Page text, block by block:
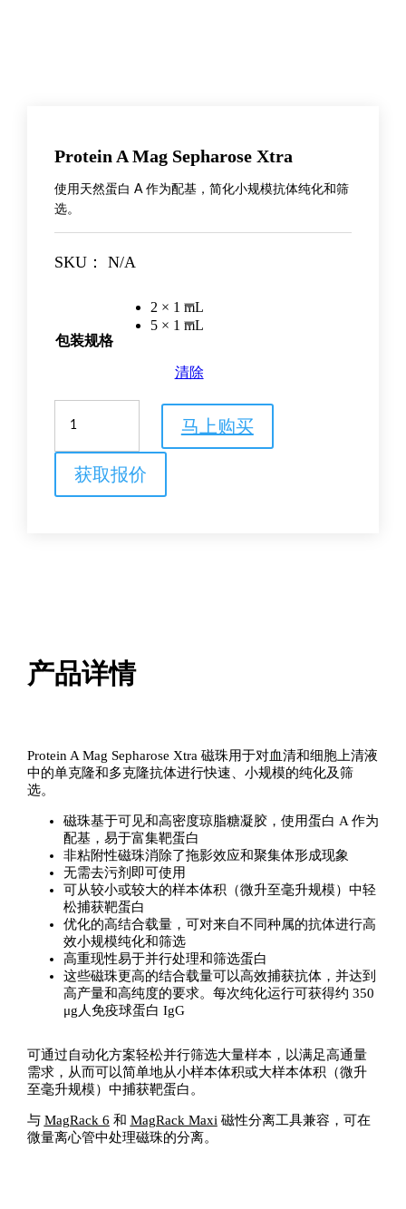
Protein A Mag Sepharose Xtra
使用天然蛋白 A 作为配基，简化小规模抗体纯化和筛
选。
SKU： N/A
包装规格
2 × 1 mL
5 × 1 mL
清除
Sepharose
Xtra
数
马上购买
获取报价
产品详情
Protein A Mag Sepharose Xtra 磁珠用于对血清和细胞上清液
中的单克隆和多克隆抗体进行快速、小规模的纯化及筛
选。
磁珠基于可见和高密度琼脂糖凝胶，使用蛋白 A 作为
配基，易于富集靶蛋白
非粘附性磁珠消除了拖影效应和聚集体形成现象
无需去污剂即可使用
可从较小或较大的样本体积（微升至毫升规模）中轻
松捕获靶蛋白
优化的高结合载量，可对来自不同种属的抗体进行高
效小规模纯化和筛选
高重现性易于并行处理和筛选蛋白
这些磁珠更高的结合载量可以高效捕获抗体，并达到
高产量和高纯度的要求。每次纯化运行可获得约 350
μg人免疫球蛋白 IgG
可通过自动化方案轻松并行筛选大量样本，以满足高通量
需求，从而可以简单地从小样本体积或大样本体积（微升
至毫升规模）中捕获靶蛋白。
与 MagRack 6 和 MagRack Maxi 磁性分离工具兼容，可在
微量离心管中处理磁珠的分离。